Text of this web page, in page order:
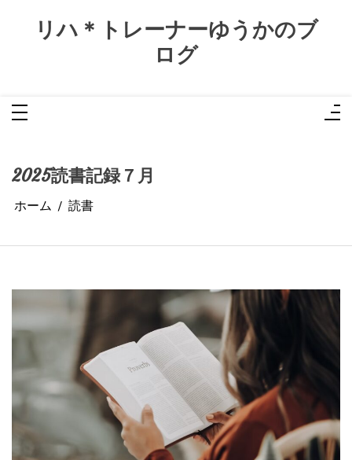
リハ＊トレーナーゆうかのブ
ログ
2025読書記録７月
ホーム 読書